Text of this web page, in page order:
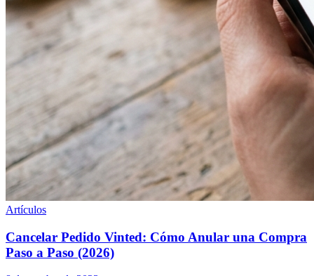
Artículos
Cancelar Pedido Vinted: Cómo Anular una Compra
Paso a Paso (2026)